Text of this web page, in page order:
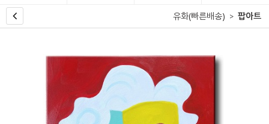
유화(빠른배송) 팝아트